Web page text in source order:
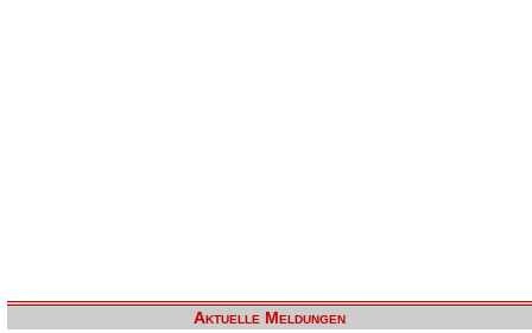
Aktuelle Meldungen